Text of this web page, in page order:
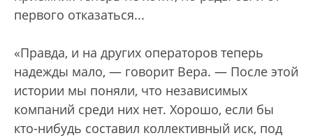
первого отказаться...
«Правда, и на других операторов теперь
надежды мало, — говорит Вера. — После этой
истории мы поняли, что независимых
компаний среди них нет. Хорошо, если бы
кто-нибудь составил коллективный иск, под